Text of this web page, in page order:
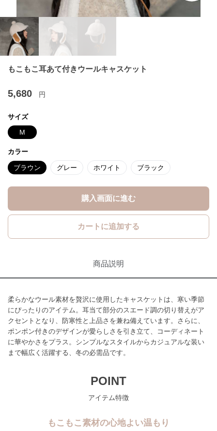
もこもこ耳あて付きウールキャスケット
5,680 円
サイズ
M
カラー
ブラウン グレー ホワイト ブラック
購入画面に進む
カートに追加する
商品説明
柔らかなウール素材を贅沢に使用したキャスケットは、寒い季節
にぴったりのアイテム。耳当て部分のスエード調の切り替えがア
クセントとなり、防寒性と上品さを兼ね備えています。さらに、
ポンポン付きのデザインが愛らしさを引き立て、コーディネート
に華やかさをプラス。シンプルなスタイルからカジュアルな装い
まで幅広く活躍する、冬の必需品です。
POINT
アイテム特徴
もこもこ素材の心地よい温もり